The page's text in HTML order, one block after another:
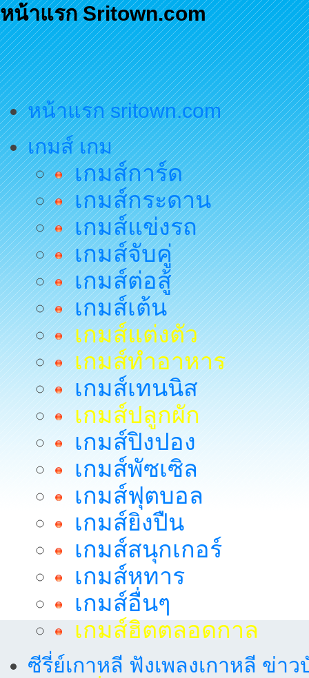
หน้าแรก Sritown.com
หน้าแรก sritown.com
เกมส์ เกม
เกมส์การ์ด
เกมส์กระดาน
เกมส์แข่งรถ
เกมส์จับคู่
เกมส์ต่อสู้
เกมส์เต้น
เกมส์แต่งตัว
เกมส์ทำอาหาร
เกมส์เทนนิส
เกมส์ปลูกผัก
เกมส์ปิงปอง
เกมส์พัซเซิล
เกมส์ฟุตบอล
เกมส์ยิงปืน
เกมส์สนุกเกอร์
เกมส์หทาร
เกมส์อื่นๆ
เกมส์ฮิตตลอดกาล
ซีรี่ย์เกาหลี ฟังเพลงเกาหลี ข่าว